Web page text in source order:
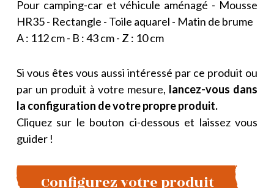
Pour camping-car et véhicule aménagé - Mousse
HR35 - Rectangle - Toile aquarel - Matin de brume
A : 112 cm - B : 43 cm - Z : 10 cm
Si vous êtes vous aussi intéressé par ce produit ou
par un produit à votre mesure, lancez-vous dans
la configuration de votre propre produit.
Cliquez sur le bouton ci-dessous et laissez vous
guider !
Configurez votre produit